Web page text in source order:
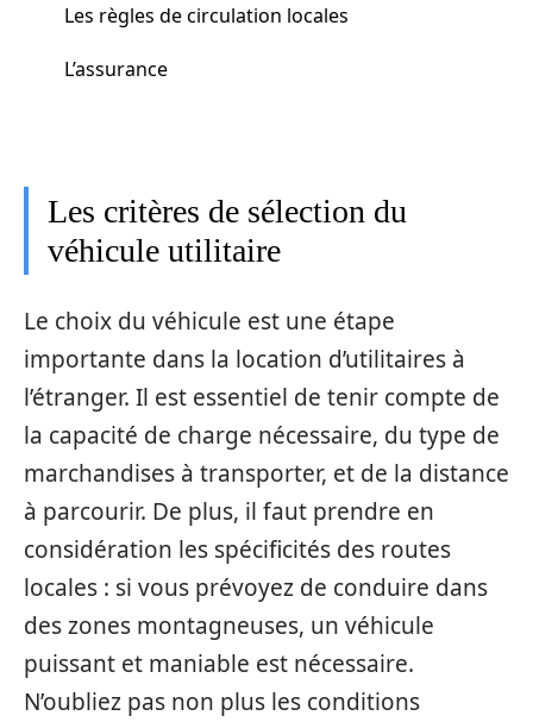
Les règles de circulation locales
L’assurance
Les critères de sélection du
véhicule utilitaire
Le choix du véhicule est une étape
importante dans la location d’utilitaires à
l’étranger. Il est essentiel de tenir compte de
la capacité de charge nécessaire, du type de
marchandises à transporter, et de la distance
à parcourir. De plus, il faut prendre en
considération les spécificités des routes
locales : si vous prévoyez de conduire dans
des zones montagneuses, un véhicule
puissant et maniable est nécessaire.
N’oubliez pas non plus les conditions